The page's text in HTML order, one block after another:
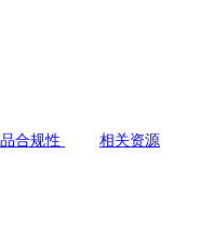
合规性
相关资源